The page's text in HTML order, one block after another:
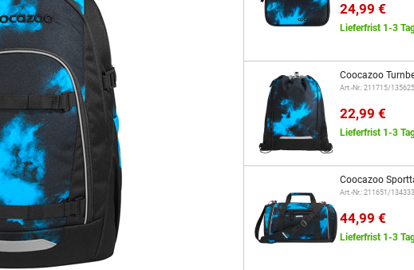
24,99 €
Lieferfrist 1-3
Coocazoo
Art.-Nr.: 211715/135625
22,99 €
Lieferfrist 1-3
Coocazoo
Art.-Nr.: 211651/134333
44,99 €
Lieferfrist 1-3